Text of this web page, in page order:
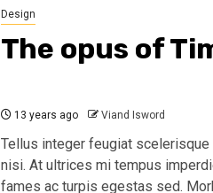
Design
The opus of
13 years ago Viand Isword
Tellus integer feugiat scelerisque
nisi. At ultrices mi tempus
fames ac turpis egestas sed.